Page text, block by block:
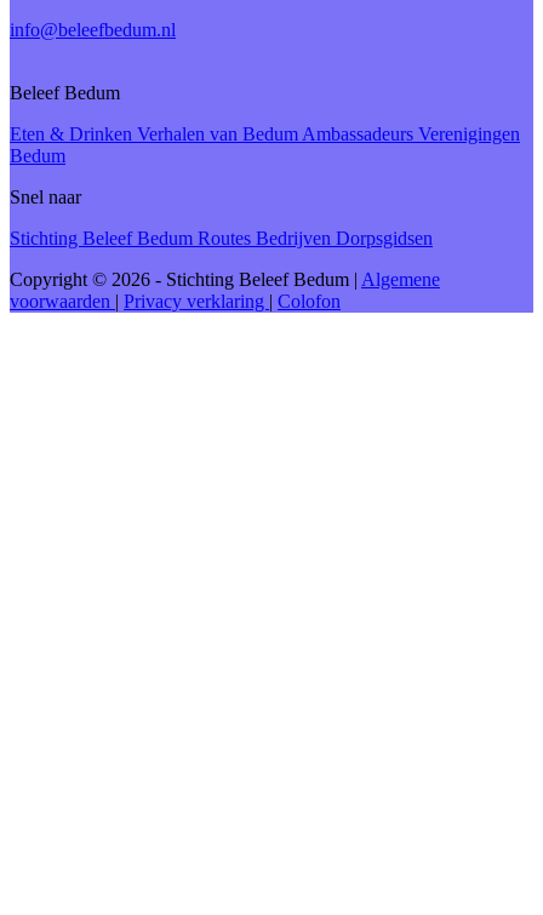
info@beleefbedum.nl
Beleef Bedum
Eten & Drinken Verhalen van Bedum Ambassadeurs Verenigingen
Bedum
Snel naar
Stichting Beleef Bedum Routes Bedrijven Dorpsgidsen
Copyright © 2026 - Stichting Beleef Bedum | Algemene
voorwaarden | Privacy verklaring | Colofon